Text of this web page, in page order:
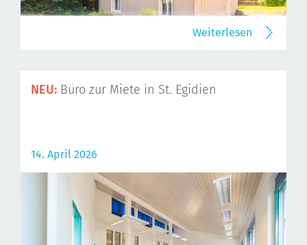
Weiterlesen
NEU: Büro zur Miete in St. Egidien
14. April 2026